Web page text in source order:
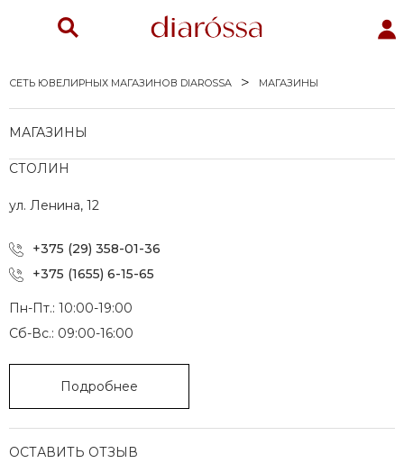
СЕТЬ ЮВЕЛИРНЫХ МАГАЗИНОВ DIAROSSA МАГАЗИНЫ
МАГАЗИНЫ
СТОЛИН
ул. Ленина, 12
+375 (29) 358-01-36
+375 (1655) 6-15-65
Пн-Пт.: 10:00-19:00
Сб-Вс.: 09:00-16:00
Подробнее
ОСТАВИТЬ ОТЗЫВ